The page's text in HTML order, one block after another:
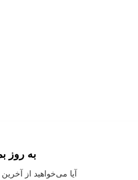
exception has occurred while loading
به روز
آیا می‌خواهید از